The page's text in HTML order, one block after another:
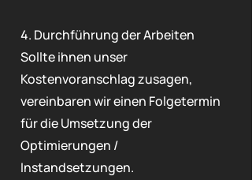
4. Durchführung der Arbeiten
Sollte ihnen unser
Kostenvoranschlag zusagen,
vereinbaren wir einen Folgetermin
für die Umsetzung der
Optimierungen /
Instandsetzungen.